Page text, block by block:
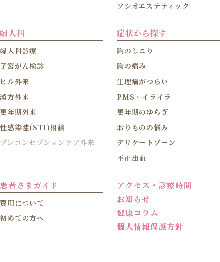
ソシオエステティック
婦人科
婦人科診療
子宮がん検診
ピル外来
漢方外来
更年期外来
性感染症(STI)相談
プレコンセプションケア外来
症状から探す
胸のしこり
胸の痛み
生理痛がつらい
PMS・イライラ
更年期のゆらぎ
おりものの悩み
デリケートゾーン
不正出血
患者さまガイド
費用について
初めての方へ
アクセス・診療時間
お知らせ
健康コラム
個人情報保護方針